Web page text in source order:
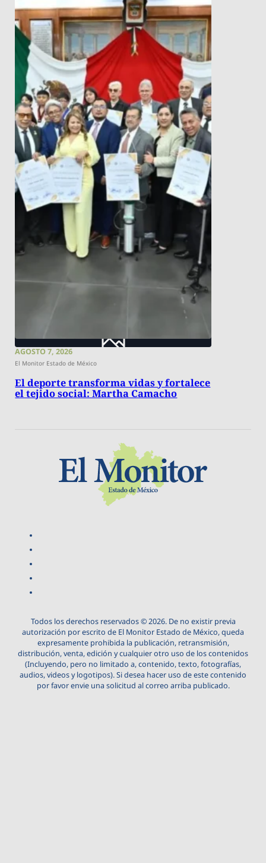
AGOSTO 7, 2026
El Monitor Estado de México
El deporte transforma vidas y fortalece
el tejido social: Martha Camacho
Todos los derechos reservados © 2026. De no existir previa
autorización por escrito de El Monitor Estado de México, queda
expresamente prohibida la publicación, retransmisión,
distribución, venta, edición y cualquier otro uso de los contenidos
(Incluyendo, pero no limitado a, contenido, texto, fotografías,
audios, videos y logotipos). Si desea hacer uso de este contenido
por favor envie una solicitud al correo arriba publicado.